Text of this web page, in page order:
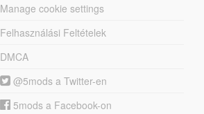
Manage cookie settings
Felhasználási Feltételek
DMCA
@5mods a Twitter-en
5mods a Facebook-on